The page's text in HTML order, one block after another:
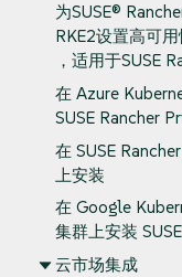
为SUSE®
RKE2设置高可
，适用于SUSE
在 Azure
SUSE Rancher
在 SUSE
上安装
在 Google
集群上安装
云市场集成